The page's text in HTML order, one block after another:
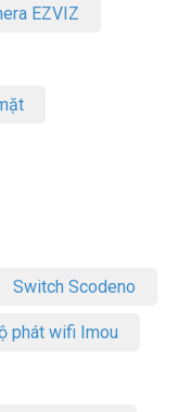
EZVIZ
Switch Scodeno
phát wifi Imou